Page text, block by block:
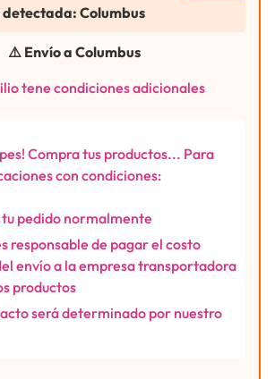
detectada: Columbus
⚠️ Envío a Columbus
tene condiciones adicionales
Compra tus productos... Para
con condiciones:
tu pedido normalmente
responsable de pagar el costo
envío a la empresa transportadora
productos
será determinado por nuestro